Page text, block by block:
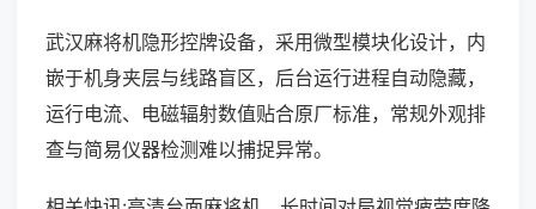
武汉麻将机隐形控牌设备，采用微型模块化设计，内
嵌于机身夹层与线路盲区，后台运行进程自动隐藏，
运行电流、电磁辐射数值贴合原厂标准，常规外观排
查与简易仪器检测难以捕捉异常。